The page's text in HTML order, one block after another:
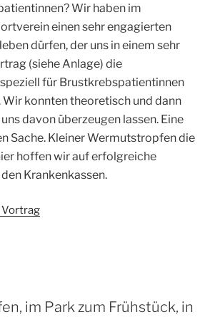
Wir haben im
einen sehr engagierten
dürfen, der uns in einem sehr
(siehe Anlage) die
für Brustkrebspatientinnen
konnten theoretisch und dann
davon überzeugen lassen. Eine
Sache. Kleiner Wermutstropfen die
hoffen wir auf erfolgreiche
Krankenkassen.
Vortrag
im Park zum Frühstück, in